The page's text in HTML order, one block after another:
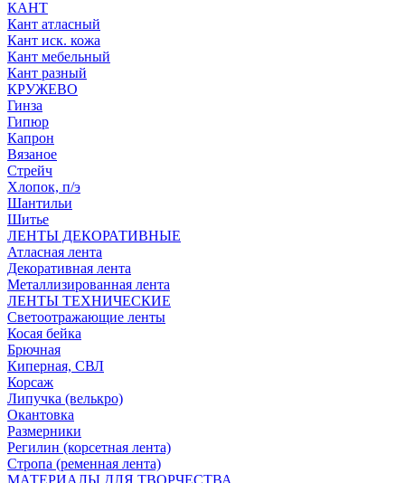
КАНТ
Кант атласный
Кант иск. кожа
Кант мебельный
Кант разный
КРУЖЕВО
Гинза
Гипюр
Капрон
Вязаное
Стрейч
Хлопок, п/э
Шантильи
Шитье
ЛЕНТЫ ДЕКОРАТИВНЫЕ
Атласная лента
Декоративная лента
Металлизированная лента
ЛЕНТЫ ТЕХНИЧЕСКИЕ
Светоотражающие ленты
Косая бейка
Брючная
Киперная, СВЛ
Корсаж
Липучка (велькро)
Окантовка
Размерники
Регилин (корсетная лента)
Стропа (ременная лента)
МАТЕРИАЛЫ ДЛЯ ТВОРЧЕСТВА